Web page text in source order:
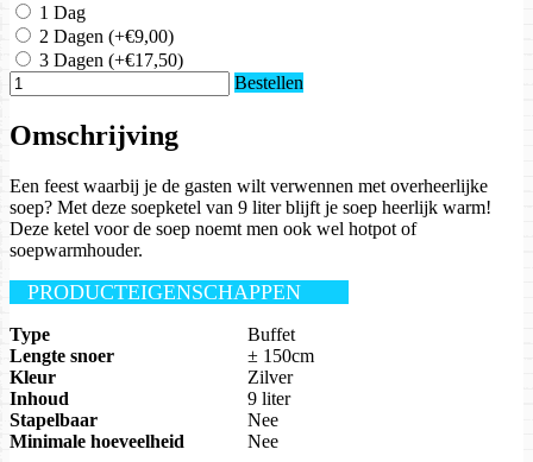
1 Dag
2 Dagen (+€9,00)
3 Dagen (+€17,50)
Bestellen
Omschrijving
Een feest waarbij je de gasten wilt verwennen met overheerlijke
soep? Met deze soepketel van 9 liter blijft je soep heerlijk warm!
Deze ketel voor de soep noemt men ook wel hotpot of
soepwarmhouder.
PRODUCTEIGENSCHAPPEN
Type
Buffet
Lengte snoer
± 150cm
Kleur
Zilver
Inhoud
9 liter
Stapelbaar
Nee
Minimale hoeveelheid
Nee